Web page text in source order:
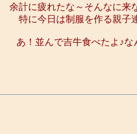
余計に疲れたな～そんなに来
特に今日は制服を作る親子
あ！並んで吉牛食べたよ♪